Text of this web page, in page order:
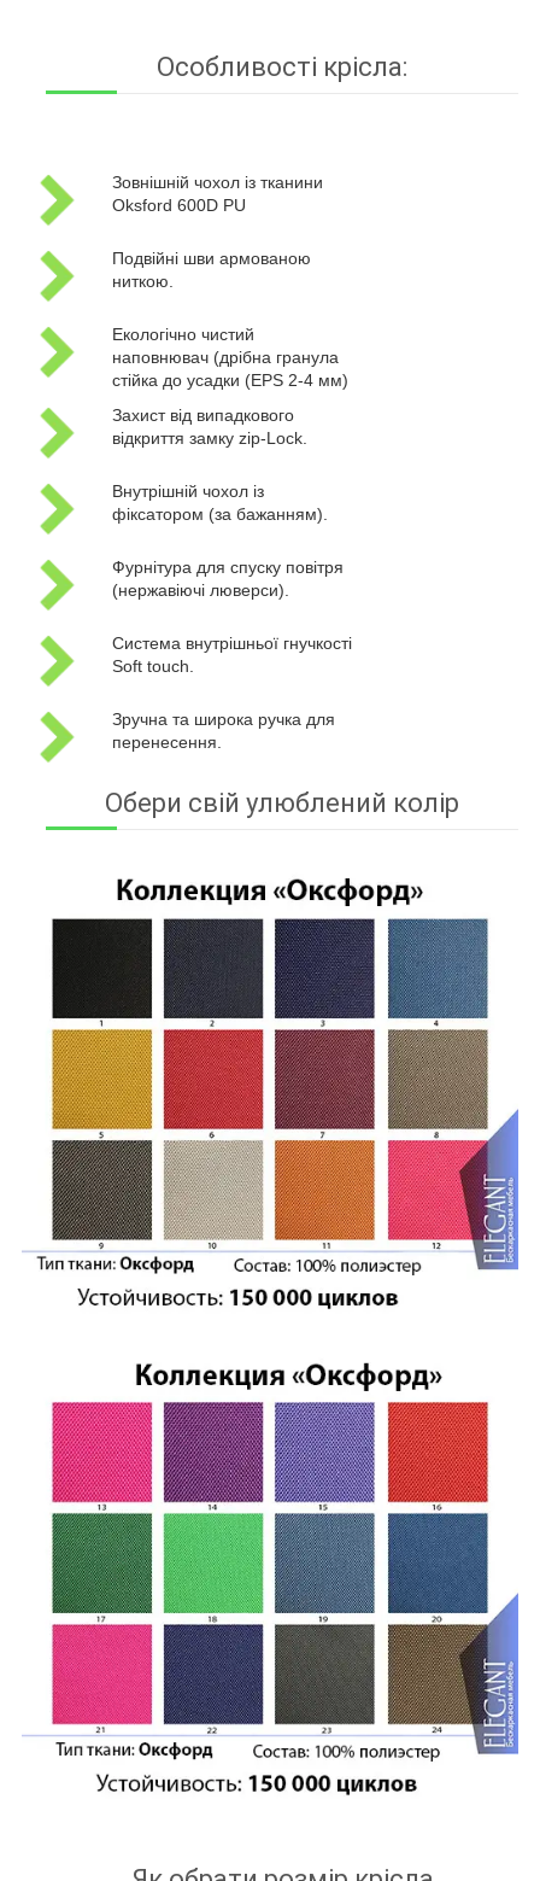
Особливості крісла:
Зовнішній чохол із тканини
Oksford 600D PU
Подвійні шви армованою
ниткою.
Екологічно чистий
наповнювач (дрібна гранула
стійка до усадки (EPS 2-4 мм)
Захист від випадкового
відкриття замку zip-Lock.
Внутрішній чохол із
фіксатором (за бажанням).
Фурнітура для спуску повітря
(нержавіючі люверси).
Система внутрішньої гнучкості
Soft touch.
Зручна та широка ручка для
перенесення.
Обери свій улюблений колір